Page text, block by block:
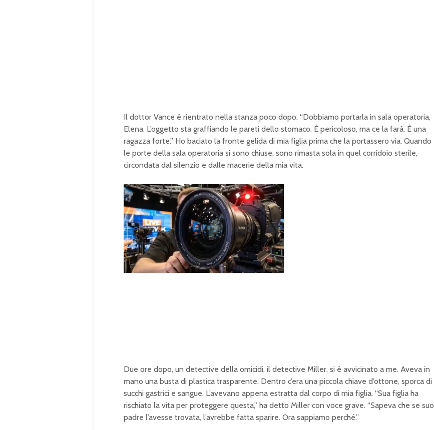
Il dottor Vance è rientrato nella stanza poco dopo. “Dobbiamo portarla in sala operatoria,
Elena. L’oggetto sta graffiando le pareti dello stomaco. È pericoloso, ma ce la farà. È una
ragazza forte.” Ho baciato la fronte gelida di mia figlia prima che la portassero via. Quando
le porte della sala operatoria si sono chiuse, sono rimasta sola in quel corridoio sterile,
circondata dal silenzio e dalle macerie della mia vita.
U
n
m
L
o
Due ore dopo, un detective della omicidi, il detective Miller, si è avvicinato a me. Aveva in
mano una busta di plastica trasparente. Dentro c’era una piccola chiave d’ottone, sporca di
succhi gastrici e sangue. L’avevano appena estratta dal corpo di mia figlia. “Sua figlia ha
rischiato la vita per proteggere questa,” ha detto Miller con voce grave. “Sapeva che se suo
padre l’avesse trovata, l’avrebbe fatta sparire. Ora sappiamo perché.”